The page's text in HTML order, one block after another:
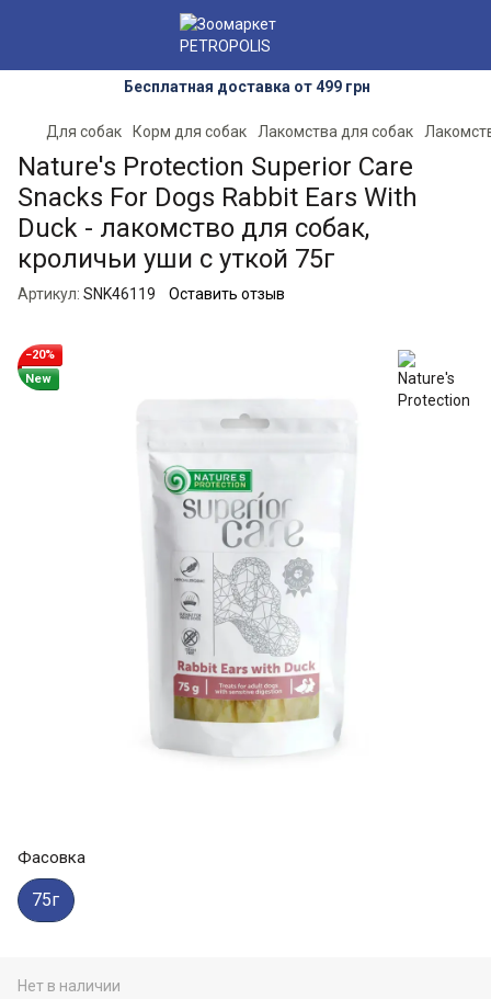
Бесплатная доставка от 499 грн
Для собак Корм для собак Лакомства для собак
Nature's Protection Superior Care
Snacks For Dogs Rabbit Ears With
Duck - лакомство для собак,
кроличьи уши с уткой 75г
Артикул: SNK46119 Оставить отзыв
−20%
New
Фасовка
75г
Нет в наличии